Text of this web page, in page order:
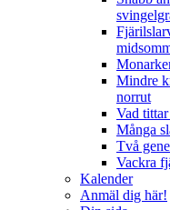
Mindre
norrut
Vad
Många
Två
Vackra
Kalender
Anmäl dig här!